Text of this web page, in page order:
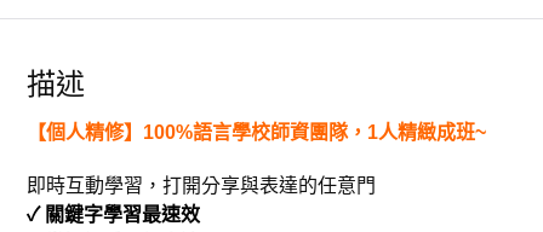
描述
【個人精修】100%語言學校師資團隊，1人精緻成班~
即時互動學習，打開分享與表達的任意門
✓ 關鍵字學習最速效